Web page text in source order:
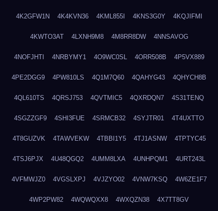
4K2GFW1N 4K4KVN36 4KML855I 4KNS3G0Y 4KQJIFMI
4KWTO3AT 4LXNH9M8 4M8RR8DW 4NNSAVOG
4NOFJHTI 4NRBYMY1 4O9WC0SL 4ORR508B 4P5VX889
4PE2DGG9 4PW810LS 4Q1M7Q60 4QAHYG43 4QHYCH8B
4QL610TS 4QRSJ753 4QVTMIC5 4QXRDQN7 4S31TENQ
4SGZZGF9 4SHI3FUE 4SRMCB32 4SYJTR01 4T4UXTTO
4T8GUZVK 4TAWVEKW 4TBBI1Y5 4TJ1ASNW 4TPTYC45
4TSJ6PJX 4U48QGQ2 4UMM8LXA 4UNHPQM1 4URT243L
4VFMWJZ0 4VGSLXPJ 4VJZYO02 4VNW7KSQ 4W6ZE1F7
4WP2PW82 4WQWQXX8 4WXQZN38 4X7TT8GV